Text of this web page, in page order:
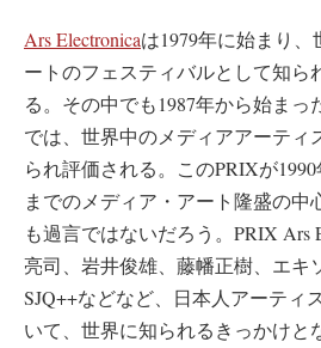
Ars Electronicaは1979年に始まり
ートのフェスティバルとして知ら
る。その中でも1987年から始まっ
では、世界中のメディアアーティ
られ評価される。このPRIXが
までのメディア・アート隆盛の中
も過言ではないだろう。PRIX Ars
亮司、岩井俊雄、藤幡正樹、エキ
SJQ++などなど、日本人アーティ
いて、世界に知られるきっかけと